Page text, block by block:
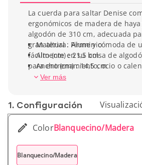
La cuerda para saltar Denise
ergonómicos de madera de
algodón de 310 cm, adecuada
gran altura. Firme y cómoda de
fácilmente en su bolsa de
para entrenamiento, ocio o
Material : Aluminio
Alto (cm) : 21,5 cm
Ancho (cm) : 14,5 cm
Peso unitario : 150 g
Ver más
1. Conf­iguración
ColorBlanquecino/Madera
Blanquecino/Madera